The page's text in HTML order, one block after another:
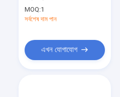
MOQ:1
সর্বশেষ দাম পান
এখন যোগাযোগ